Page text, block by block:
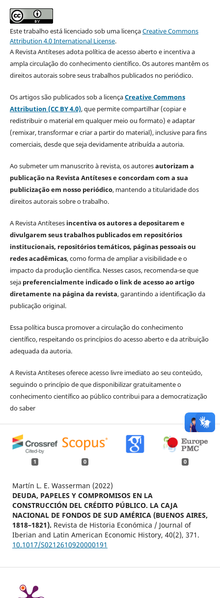
Este trabalho está licenciado sob uma licençaCreative Commons
Attribution 4.0 International License.
A Revista Antíteses adota política de acesso aberto e incentiva a
ampla circulação do conhecimento científico. Os autores mantêm os
direitos autorais sobre seus trabalhos publicados no periódico.
Os artigos são publicados sob a licençaCreative Commons
Attribution (CC BY 4.0), que permite compartilhar (copiar e
redistribuir o material em qualquer meio ou formato) e adaptar
(remixar, transformar e criar a partir do material), inclusive para fins
comerciais, desde que seja devidamente atribuída a autoria.
Ao submeter um manuscrito à revista, os autoresautorizam a
publicação na Revista Antíteses e concordam com a sua
publicização em nosso periódico, mantendo a titularidade dos
direitos autorais sobre o trabalho.
A Revista Antíteses incentiva os autores a depositarem e
divulgarem seus trabalhos publicados em repositórios
institucionais, repositórios temáticos, páginas pessoais ou
redes acadêmicas, como forma de ampliar a visibilidade e o
impacto da produção científica. Nesses casos, recomenda-se que
seja preferencialmente indicado o link de acesso ao artigo
diretamente na página da revista, garantindo a identificação da
publicação original.
Essa política busca promover a circulação do conhecimento
científico, respeitando os princípios do acesso aberto e da atribuição
adequada da autoria.
A Revista Antíteses oferece acesso livre imediato ao seu conteúdo,
seguindo o princípio de que disponibilizar gratuitamente o
conhecimento científico ao público contribui para a democratização
do saber
1 0 0
Martín L. E. Wasserman (2022)
DEUDA, PAPELES Y COMPROMISOS EN LA
CONSTRUCCIÓN DEL CRÉDITO PÚBLICO. LA CAJA
NACIONAL DE FONDOS DE SUD AMÉRICA (BUENOS AIRES,
1818–1821). Revista de Historia Económica / Journal of
Iberian and Latin American Economic History, 40(2), 371.
10.1017/S0212610920000191